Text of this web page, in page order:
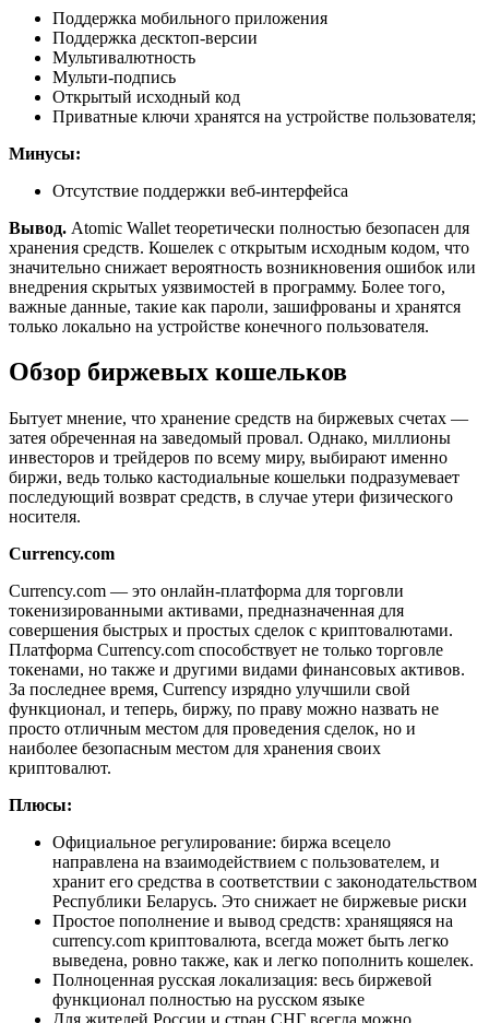
Поддержка мобильного приложения
Поддержка десктоп-версии
Мультивалютность
Мульти-подпись
Открытый исходный код
Приватные ключи хранятся на устройстве пользователя;
Минусы:
Отсутствие поддержки веб-интерфейса
Вывод. Atomic Wallet теоретически полностью безопасен для
хранения средств. Кошелек с открытым исходным кодом, что
значительно снижает вероятность возникновения ошибок или
внедрения скрытых уязвимостей в программу. Более того,
важные данные, такие как пароли, зашифрованы и хранятся
только локально на устройстве конечного пользователя.
Обзор биржевых кошельков
Бытует мнение, что хранение средств на биржевых счетах —
затея обреченная на заведомый провал. Однако, миллионы
инвесторов и трейдеров по всему миру, выбирают именно
биржи, ведь только кастодиальные кошельки подразумевает
последующий возврат средств, в случае утери физического
носителя.
Currency.com
Currency.com — это онлайн-платформа для торговли
токенизированными активами, предназначенная для
совершения быстрых и простых сделок с криптовалютами.
Платформа Currency.com способствует не только торговле
токенами, но также и другими видами финансовых активов.
За последнее время, Currency изрядно улучшили свой
функционал, и теперь, биржу, по праву можно назвать не
просто отличным местом для проведения сделок, но и
наиболее безопасным местом для хранения своих
криптовалют.
Плюсы:
Официальное регулирование: биржа всецело
направлена на взаимодействием с пользователем, и
хранит его средства в соответствии с законодательством
Республики Беларусь. Это снижает не биржевые риски
Простое пополнение и вывод средств: хранящяяся на
currency.com криптовалюта, всегда может быть легко
выведена, ровно также, как и легко пополнить кошелек.
Полноценная русская локализация: весь биржевой
функционал полностью на русском языке